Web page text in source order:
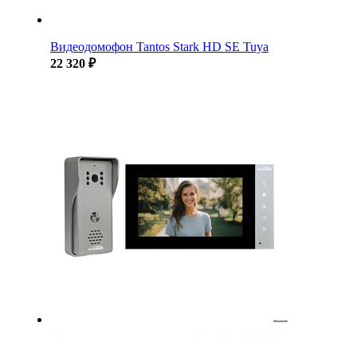
Видеодомофон Tantos Stark HD SE Tuya
22 320 ₽